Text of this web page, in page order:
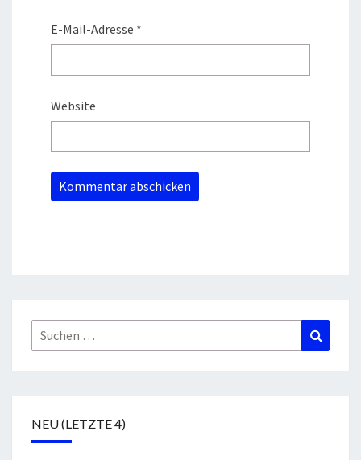
E-Mail-Adresse *
Website
Suchen
nach:
NEU (LETZTE 4)